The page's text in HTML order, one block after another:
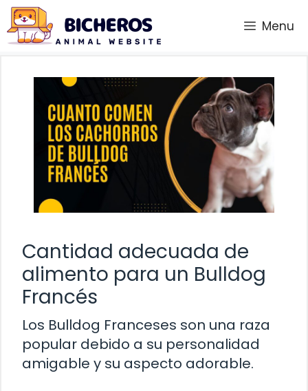
Saltar
al
contenido
Menu
Cantidad adecuada de
alimento para un Bulldog
Francés
Los Bulldog Franceses son una raza
popular debido a su personalidad
amigable y su aspecto adorable.